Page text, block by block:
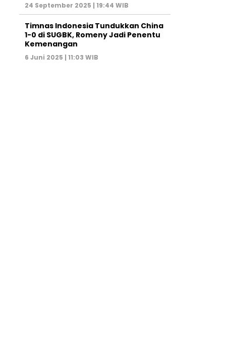
24 September 2025 | 19:44 WIB
Timnas Indonesia Tundukkan China
1-0 di SUGBK, Romeny Jadi Penentu
Kemenangan
6 Juni 2025 | 11:03 WIB